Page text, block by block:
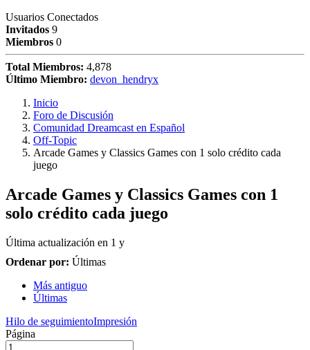
Usuarios Conectados
Invitados 9
Miembros 0
Total Miembros: 4,878
Último Miembro: devon_hendryx
Inicio
Foro de Discusión
Comunidad Dreamcast en Español
Off-Topic
Arcade Games y Classics Games con 1 solo crédito cada
juego
Arcade Games y Classics Games con 1
solo crédito cada juego
Última actualización en 1 y
Ordenar por: Últimas
Más antiguo
Últimas
Hilo de seguimientoImpresión
Página